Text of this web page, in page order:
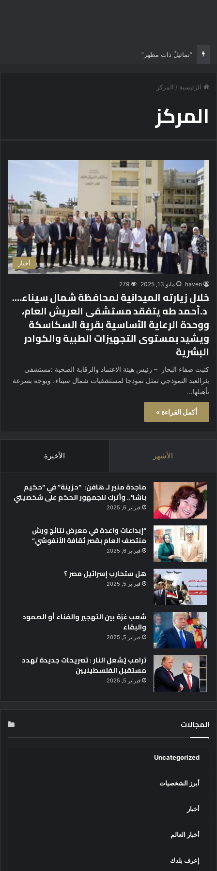
“تماثيلٌ ذات مظهر”
الرئيسية / المركز
المركز
أخبار
haven مايو 13, 2025 279
خلال زيارته الميدانية لمحافظة شمال سيناء….
د.أحمد طه يتفقد مستشفى العريش العام،
ووحدة الرعاية الأساسية بقرية السكاسكة
ويشيد بمستوى التجهيزات الطبية والكوادر
البشرية
كتبت صفاء البحار – رئيس هيئة الاعتماد والرقابة الصحية :مستشفى
بئرالعبد النموذجي تمثل نموذجا لمستشفيات شمال سيناء، ويوجه بسرعة
تأهيلها…
أكمل القراءة »
الأشهر الأخيرة
ماجدة منير لـ هافن: “حزينة” في “حكيم
باشا”.. وأترك للجمهور الحكم على شخصيتي
فبراير 6, 2025
“إبداعات واعدة في معرض نتائج ورش
منتصف العام بقصر ثقافة الأنفوشي”
فبراير 6, 2025
هل ستحارب إسرائيل مصر ؟
فبراير 5, 2025
شعب غزة بين التهجير والفناء أو الصمود
والبقاء
فبراير 5, 2025
ترامب يُشعل النار : تصريحات جديدة تهدد
مستقبل الفلسطينيين
فبراير 5, 2025
المجالات
Uncategorized
أبرز الشخصيات
أخبار
أخبار العالم
إعرف بلدك